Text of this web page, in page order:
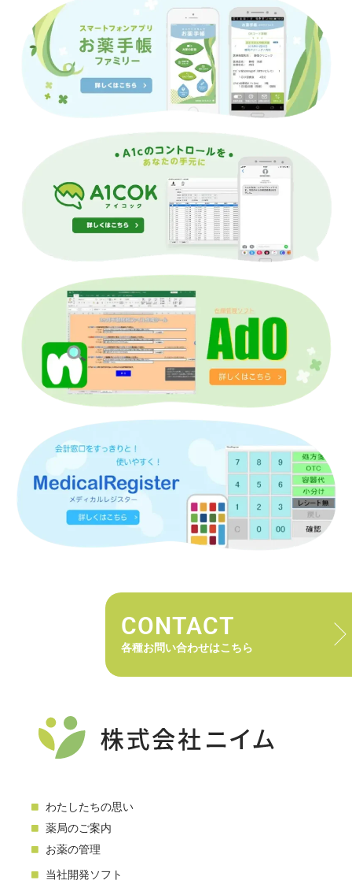
CONTACT
各種お問い合わせはこちら
わたしたちの思い
薬局のご案内
お薬の管理
当社開発ソフト